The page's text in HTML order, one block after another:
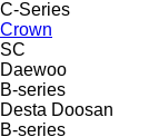
C-Series
Crown
SC
Daewoo
B-series
Desta Doosan
B-series